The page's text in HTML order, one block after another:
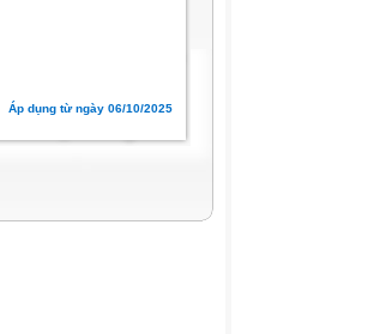
Áp dụng từ ngày 06/10/2025